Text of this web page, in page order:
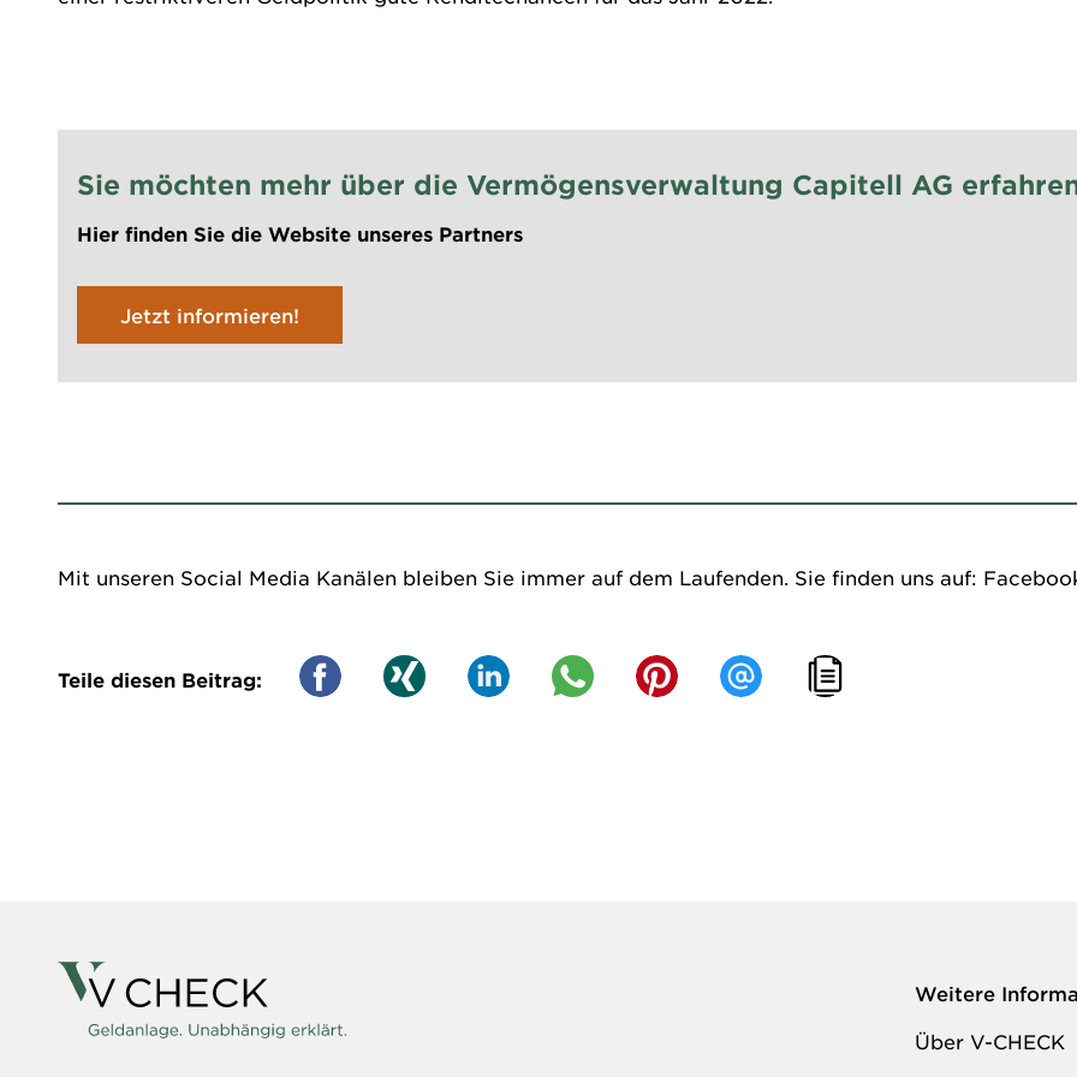
Sie möchten mehr über die Vermögensverwaltung Capitell AG
Hier finden Sie die Website unseres Partners
Jetzt informieren!
Mit unseren Social Media Kanälen bleiben Sie immer auf dem Laufenden. Sie finden uns auf:
Teile diesen Beitrag:
Weitere
Über V-CHECK